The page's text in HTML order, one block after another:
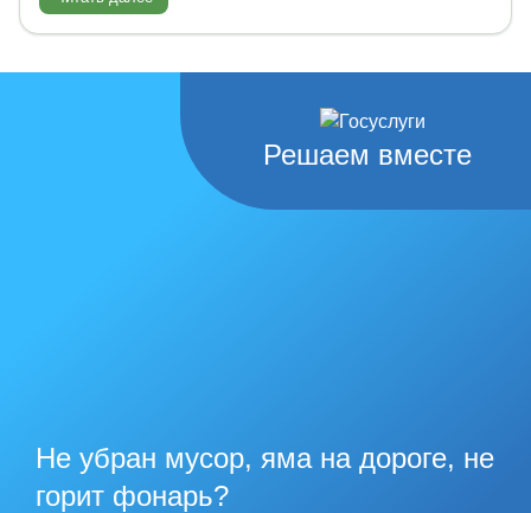
Решаем вместе
Не убран мусор, яма на дороге, не
горит фонарь?